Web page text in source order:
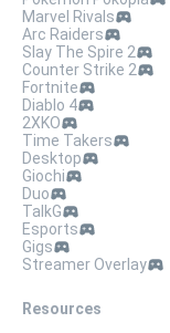
Marvel Rivals
Arc Raiders
Slay The Spire 2
Counter Strike 2
Fortnite
Diablo 4
2XKO
Time Takers
Desktop
Giochi
Duo
TalkG
Esports
Gigs
Streamer Overlay
Resources